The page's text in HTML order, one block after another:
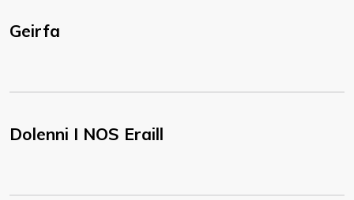
Geirfa
Dolenni I NOS Eraill